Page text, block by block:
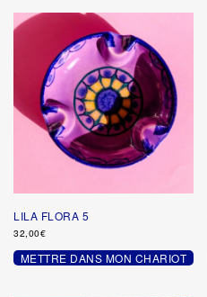
LILA FLORA 5
32,00€
METTRE DANS MON CHARIOT